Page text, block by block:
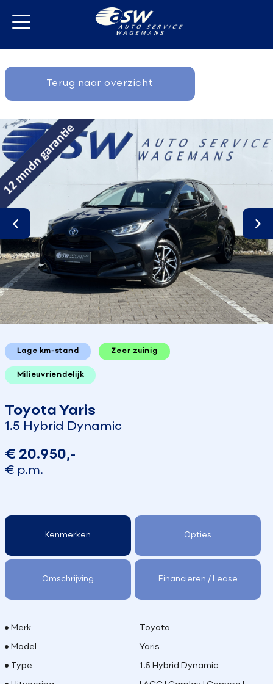
Terug naar overzicht
Lage km-stand Zeer zuinig
Milieuvriendelijk
Toyota Yaris
1.5 Hybrid Dynamic
€ 20.950,-
€ p.m.
Kenmerken Opties
Omschrijving Financieren / Lease
Merk Toyota
Model Yaris
Type 1.5 Hybrid Dynamic